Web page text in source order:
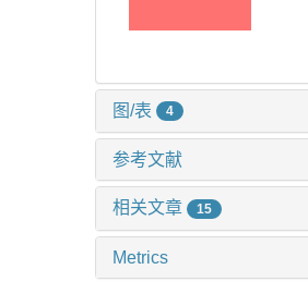
图/表 4
参考文献
相关文章 15
Metrics